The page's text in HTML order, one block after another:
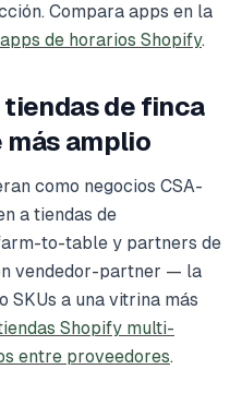
Compara apps en la
de horarios Shopify.
tiendas de finca
más amplio
como negocios CSA-
a tiendas de
to-table y partners de
vendedor-partner — la
SKUs a una vitrina más
Shopify multi-
entre proveedores.